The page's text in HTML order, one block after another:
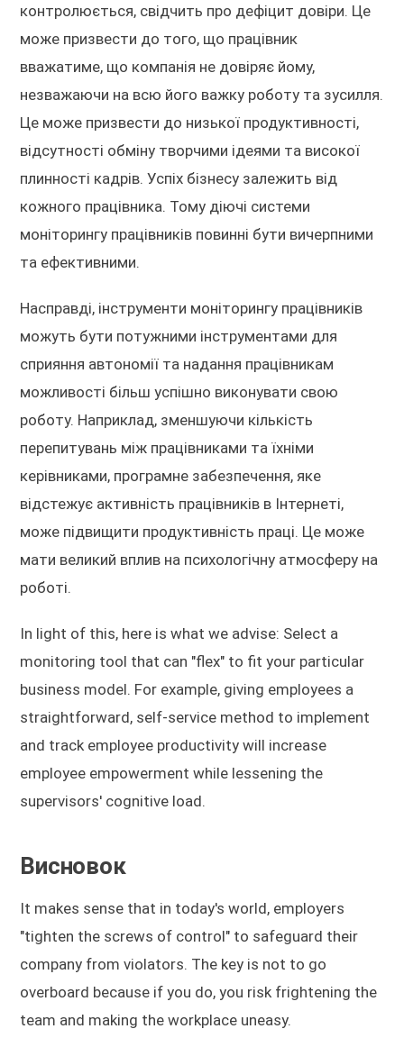
контролюється, свідчить про дефіцит довіри. Це
може призвести до того, що працівник
вважатиме, що компанія не довіряє йому,
незважаючи на всю його важку роботу та зусилля.
Це може призвести до низької продуктивності,
відсутності обміну творчими ідеями та високої
плинності кадрів. Успіх бізнесу залежить від
кожного працівника. Тому діючі системи
моніторингу працівників повинні бути вичерпними
та ефективними.
Насправді, інструменти моніторингу працівників
можуть бути потужними інструментами для
сприяння автономії та надання працівникам
можливості більш успішно виконувати свою
роботу. Наприклад, зменшуючи кількість
перепитувань між працівниками та їхніми
керівниками, програмне забезпечення, яке
відстежує активність працівників в Інтернеті,
може підвищити продуктивність праці. Це може
мати великий вплив на психологічну атмосферу на
роботі.
In light of this, here is what we advise: Select a
monitoring tool that can "flex" to fit your particular
business model. For example, giving employees a
straightforward, self-service method to implement
and track employee productivity will increase
employee empowerment while lessening the
supervisors' cognitive load.
Висновок
It makes sense that in today's world, employers
"tighten the screws of control" to safeguard their
company from violators. The key is not to go
overboard because if you do, you risk frightening the
team and making the workplace uneasy.